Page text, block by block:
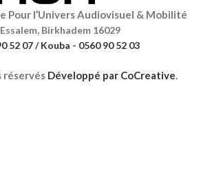
Pour l’Univers Audiovisuel & Mobilité
Birkhadem 16029
52 07 / Kouba - 0560 90 52 03
réservés Développé par CoCreative.